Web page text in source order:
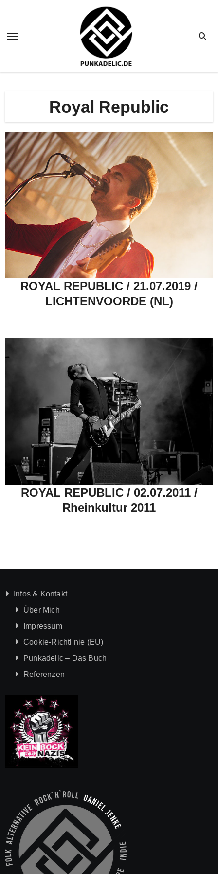
springen
Royal Republic
ROYAL REPUBLIC / 21.07.2019 /
LICHTENVOORDE (NL)
ROYAL REPUBLIC / 02.07.2011 /
Rheinkultur 2011
Infos & Kontakt
Über Mich
Impressum
Cookie-Richtlinie (EU)
Punkadelic – Das Buch
Referenzen